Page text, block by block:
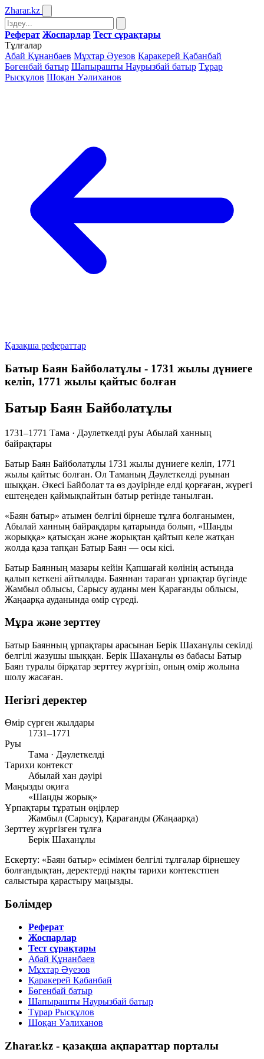
Zharar.kz
Реферат Жоспарлар Тест сұрақтары
Тұлғалар
Абай Құнанбаев Мұхтар Әуезов Қаракерей Қабанбай
Бөгенбай батыр Шапырашты Наурызбай батыр Тұрар
Рысқұлов Шоқан Уәлиханов
Қазақша рефераттар
Батыр Баян Байболатұлы - 1731 жылы дүниеге
келіп, 1771 жылы қайтыс болған
Батыр Баян Байболатұлы
1731–1771 Тама · Дәулеткелді руы Абылай ханның
байрақтары
Батыр Баян Байболатұлы 1731 жылы дүниеге келіп, 1771
жылы қайтыс болған. Ол Таманың Дәулеткелді руынан
шыққан. Әкесі Байболат та өз дәуірінде елді қорғаған, жүрегі
ештеңеден қаймықпайтын батыр ретінде танылған.
«Баян батыр» атымен белгілі бірнеше тұлға болғанымен,
Абылай ханның байрақдары қатарында болып, «Шаңды
жорыққа» қатысқан және жорықтан қайтып келе жатқан
жолда қаза тапқан Батыр Баян — осы кісі.
Батыр Баянның мазары кейін Қапшағай көлінің астында
қалып кеткені айтылады. Баяннан тараған ұрпақтар бүгінде
Жамбыл облысы, Сарысу ауданы мен Қарағанды облысы,
Жаңаарқа ауданында өмір сүреді.
Мұра және зерттеу
Батыр Баянның ұрпақтары арасынан Берік Шаханұлы секілді
белгілі жазушы шыққан. Берік Шаханұлы өз бабасы Батыр
Баян туралы бірқатар зерттеу жүргізіп, оның өмір жолына
шолу жасаған.
Негізгі деректер
Өмір сүрген жылдары
1731–1771
Руы
Тама · Дәулеткелді
Тарихи контекст
Абылай хан дәуірі
Маңызды оқиға
«Шаңды жорық»
Ұрпақтары тұратын өңірлер
Жамбыл (Сарысу), Қарағанды (Жаңаарқа)
Зерттеу жүргізген тұлға
Берік Шаханұлы
Ескерту: «Баян батыр» есімімен белгілі тұлғалар бірнешеу
болғандықтан, деректерді нақты тарихи контекстпен
салыстыра қарастыру маңызды.
Бөлімдер
Реферат
Жоспарлар
Тест сұрақтары
Абай Құнанбаев
Мұхтар Әуезов
Қаракерей Қабанбай
Бөгенбай батыр
Шапырашты Наурызбай батыр
Тұрар Рысқұлов
Шоқан Уәлиханов
Zharar.kz - қазақша ақпараттар порталы